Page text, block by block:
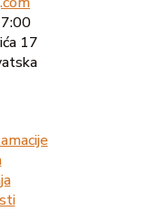
17